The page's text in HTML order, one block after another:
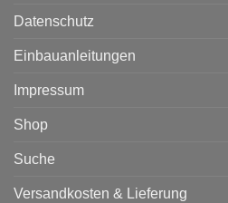
Datenschutz
Einbauanleitungen
Impressum
Shop
Suche
Versandkosten & Lieferung